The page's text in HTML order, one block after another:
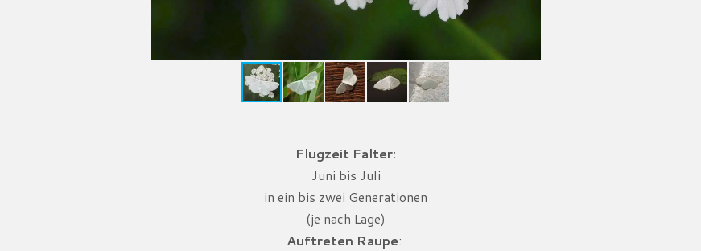
Flugzeit Falter:
Juni bis Juli
in ein bis zwei Generationen
(je nach Lage)
Auftreten Raupe: